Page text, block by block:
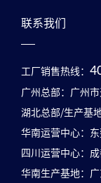
联系我们
工厂销售热线：
广州总部：广州
湖北总部/生产基
华南运营中心：
四川运营中心：
华南生产基地：